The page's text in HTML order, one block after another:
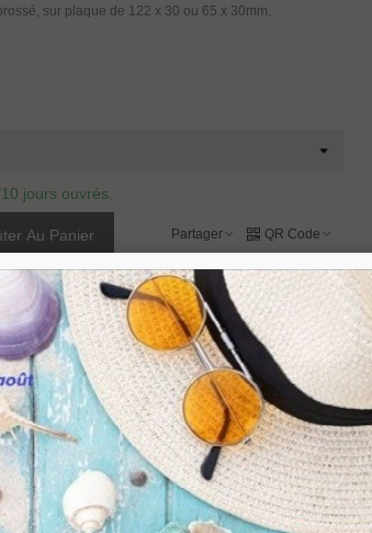
sur plaque de 122 x 30 ou 65 x 30mm.
jours ouvrés.
Au Panier Partager QR Code
Liste De Souhaits
2mm.